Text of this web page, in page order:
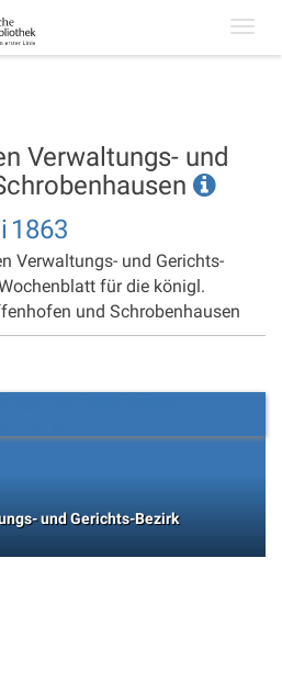
Verwaltungs- und
1863
Verwaltungs- und Gerichts-
für die königl.
und Schrobenhausen
und Gerichts-Bezirk